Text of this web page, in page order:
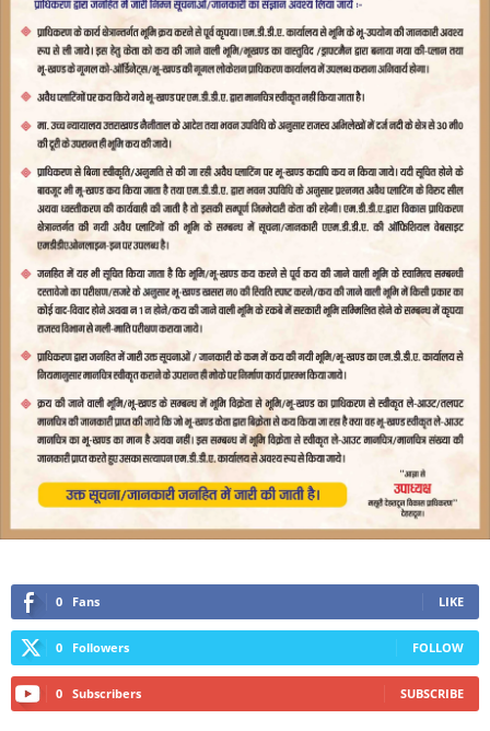
0 Fans LIKE
0 Followers FOLLOW
0 Subscribers SUBSCRIBE